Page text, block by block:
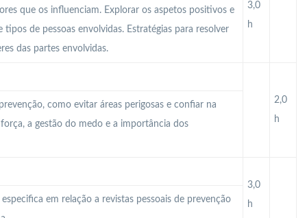
3,0
h
que os influenciam. Explorar os aspetos positivos e
de pessoas envolvidas. Estratégias para resolver
das partes envolvidas.
2,0
h
como evitar áreas perigosas e confiar na
a gestão do medo e a importância dos
3,0
h
em relação a revistas pessoais de prevenção